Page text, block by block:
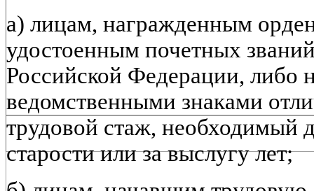
а) лицам, награжденным
удостоенным почетных
Российской Федерации, либо
ведомственными знаками
трудовой стаж, необходимый
старости или за выслугу лет;